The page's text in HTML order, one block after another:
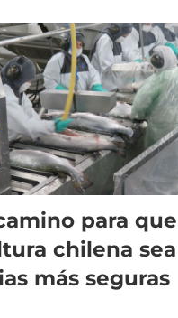
para
chilena
más seguras